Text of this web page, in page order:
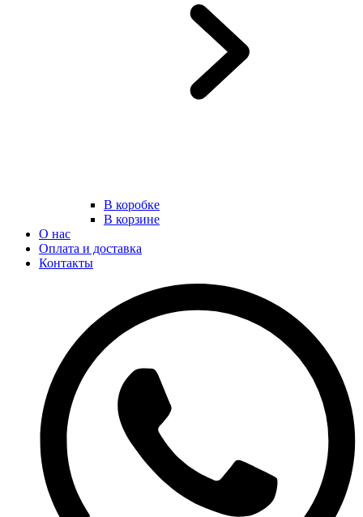
В коробке
В корзине
О нас
Оплата и доставка
Контакты